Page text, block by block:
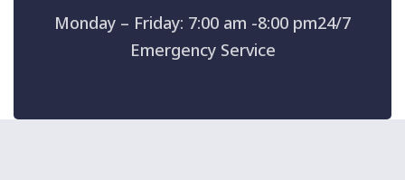
Monday – Friday: 7:00 am -8:00 pm24/7
Emergency Service